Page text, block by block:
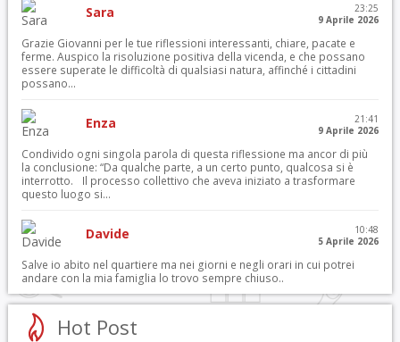
Sara
23:25
9 Aprile 2026
Grazie Giovanni per le tue riflessioni interessanti, chiare, pacate e
ferme. Auspico la risoluzione positiva della vicenda, e che possano
essere superate le difficoltà di qualsiasi natura, affinché i cittadini
possano...
Enza
21:41
9 Aprile 2026
Condivido ogni singola parola di questa riflessione ma ancor di più
la conclusione: “Da qualche parte, a un certo punto, qualcosa si è
interrotto. Il processo collettivo che aveva iniziato a trasformare
questo luogo si...
Davide
10:48
5 Aprile 2026
Salve io abito nel quartiere ma nei giorni e negli orari in cui potrei
andare con la mia famiglia lo trovo sempre chiuso..
Hot Post